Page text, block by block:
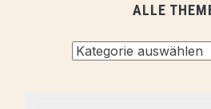
ALLE